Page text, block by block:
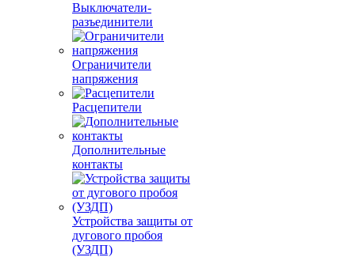
Выключатели-
разъединители
Ограничители
напряжения
Расцепители
Дополнительные
контакты
Устройства защиты от
дугового пробоя
(УЗДП)